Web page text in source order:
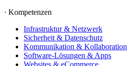
· Kompetenzen
Infrastruktur & Netzwerk
Sicherheit & Datenschutz
Kommunikation & Kollaboration
Software-Lösungen & Apps
Websites & eCommerce